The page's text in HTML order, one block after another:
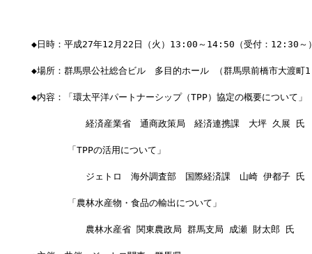
◆日時：平成27年12月22日（火）13:00～14:50（受付：12:30～
◆場所：群馬県公社総合ビル　多目的ホール （群馬県前橋市大渡
◆内容：「環太平洋パートナーシップ（TPP）協定の概要について」
経済産業省　通商政策局　経済連携課　大坪 久展 氏
「TPPの活用について」
ジェトロ　海外調査部　国際経済課　山崎 伊都子 氏
「農林水産物・食品の輸出について」
農林水産省 関東農政局 群馬支局 成瀬 財太郎 氏